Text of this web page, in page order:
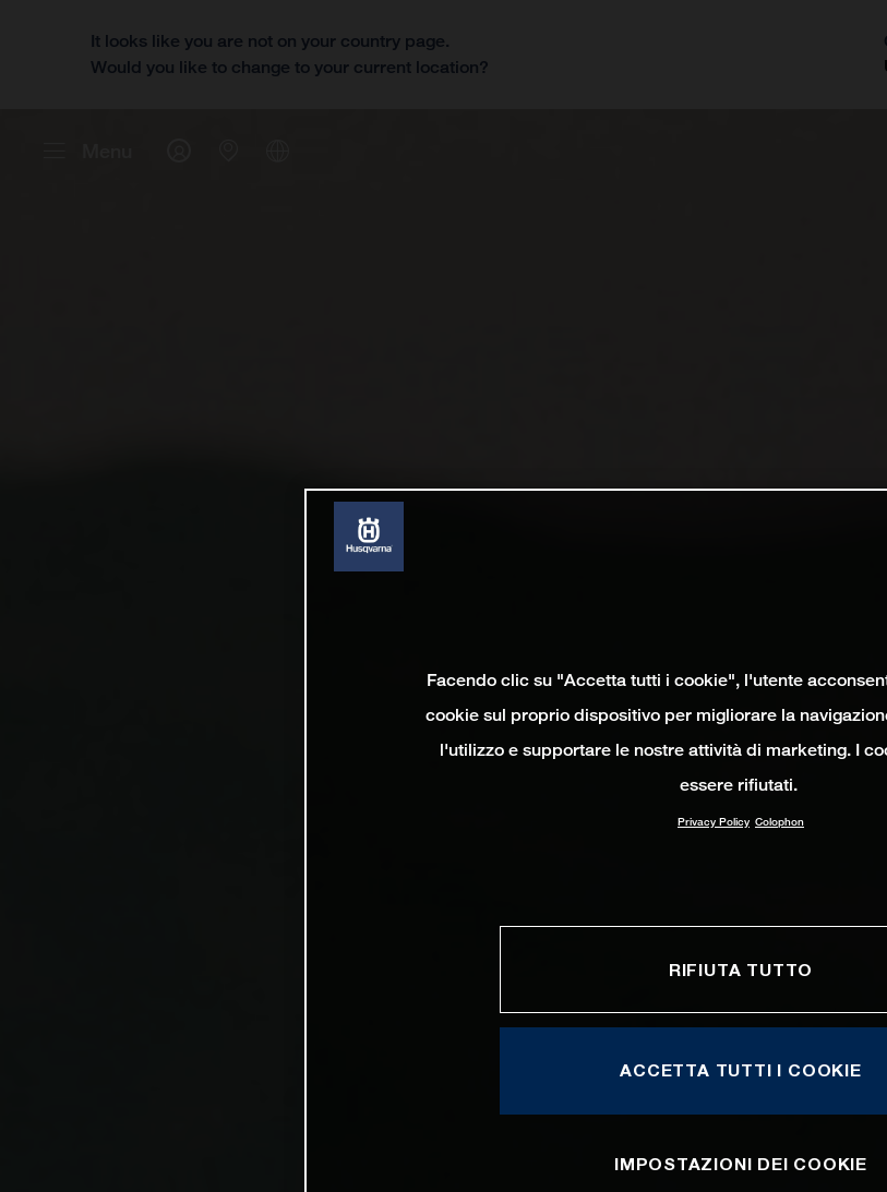
It looks like you are not on your country page.
Would you like to change to your current location?
Facendo clic su "Accetta tutti i cookie", l'utente
cookie sul proprio dispositivo per migliorare la
l'utilizzo e supportare le nostre attività di marketing. I
essere rifiutati.
Privacy Policy Colophon
RIFIUTA TUTTO
ACCETTA TUTTI I COOKIE
IMPOSTAZIONI DEI COOKIE